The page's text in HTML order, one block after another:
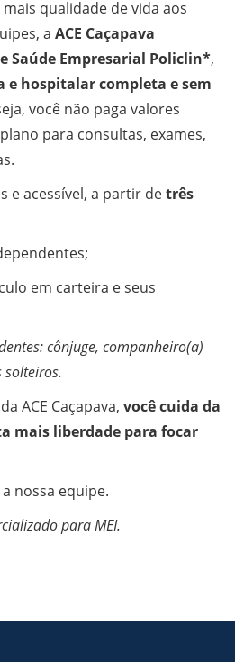
qualidade de vida aos
a ACE Caçapava
Saúde Empresarial Policlin*,
e hospitalar completa e sem
você não paga valores
para consultas, exames,
e acessível, a partir detrês
em carteira e seus
cônjuge, companheiro(a)
solteiros.
ACE Caçapava, você cuida da
mais liberdade para focar
nossa equipe.
para MEI.